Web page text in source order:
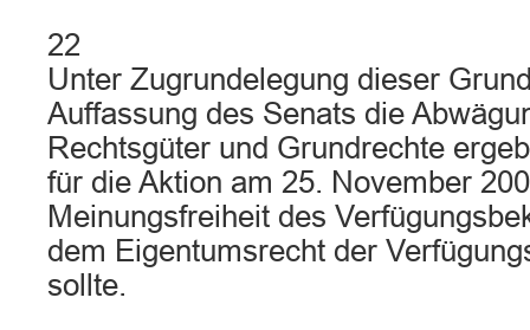
22
Unter Zugrundelegung dieser
Auffassung des Senats die
Rechtsgüter und Grundrechte
für die Aktion am 25. November
Meinungsfreiheit des
dem Eigentumsrecht der
sollte.